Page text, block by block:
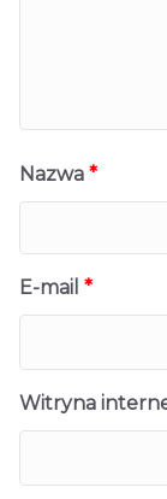
Nazwa *
E-mail *
Witryna